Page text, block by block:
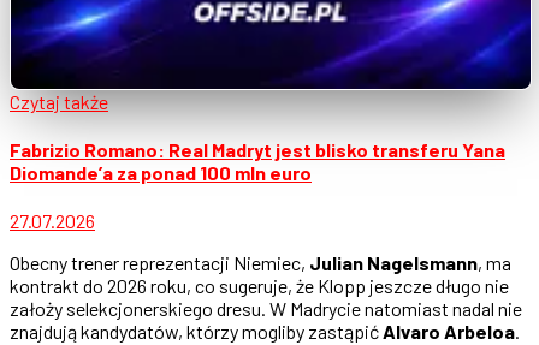
Czytaj także
Fabrizio Romano: Real Madryt jest blisko transferu Yana
Diomande’a za ponad 100 mln euro
27.07.2026
Obecny trener reprezentacji Niemiec, Julian Nagelsmann, ma
kontrakt do 2026 roku, co sugeruje, że Klopp jeszcze długo nie
założy selekcjonerskiego dresu. W Madrycie natomiast nadal nie
znajdują kandydatów, którzy mogliby zastąpićAlvaro Arbeloa.